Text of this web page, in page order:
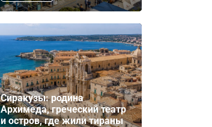
Сиракузы: родина
Архимеда, греческий театр
и остров, где жили тираны